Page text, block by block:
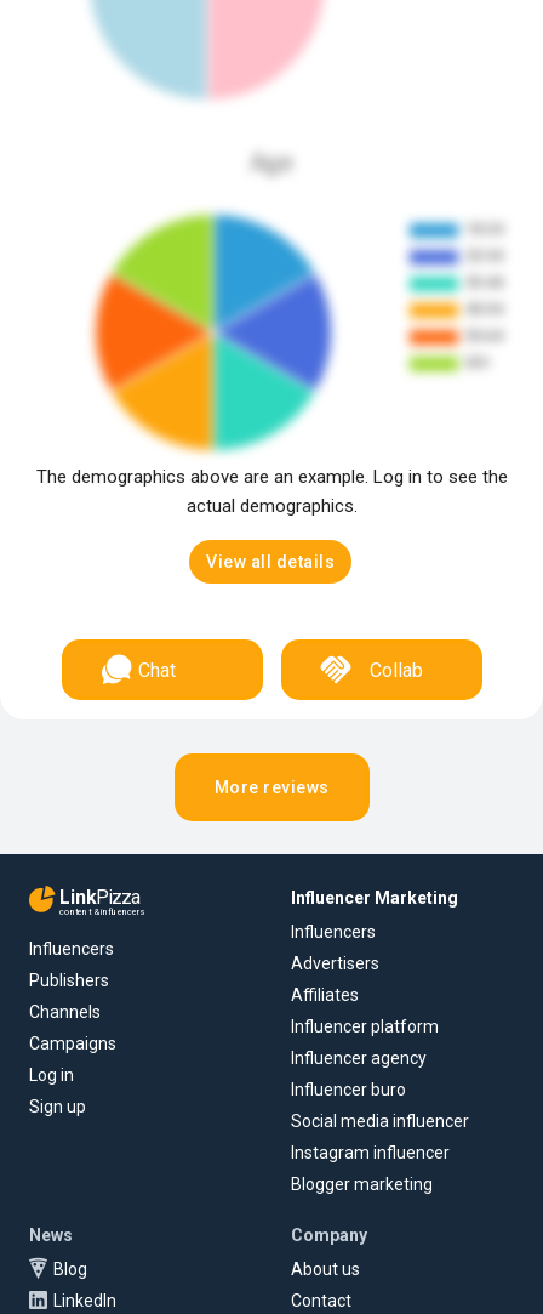
Age
The demographics above are an example. Log in to see the
actual demographics.
View all details
Chat Collab
More reviews
LinkPizza
content & influencers
Influencers
Publishers
Channels
Campaigns
Log in
Sign up
Influencer Marketing
Influencers
Advertisers
Affiliates
Influencer platform
Influencer agency
Influencer buro
Social media influencer
Instagram influencer
Blogger marketing
News
Blog
LinkedIn
Company
About us
Contact